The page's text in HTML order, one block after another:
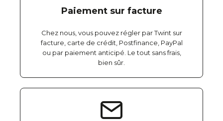
Paiement sur facture
Chez nous, vous pouvez régler par Twint sur
facture, carte de crédit, Postfinance, PayPal
ou par paiement anticipé. Le tout sans frais,
bien sûr.